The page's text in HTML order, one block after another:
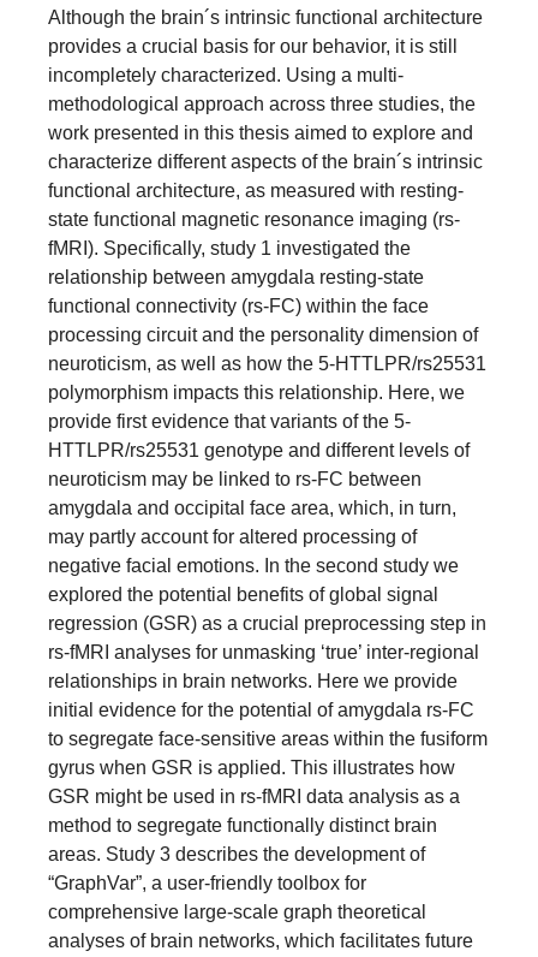
Although the brain´s intrinsic functional architecture
provides a crucial basis for our behavior, it is still
incompletely characterized. Using a multi-
methodological approach across three studies, the
work presented in this thesis aimed to explore and
characterize different aspects of the brain´s intrinsic
functional architecture, as measured with resting-
state functional magnetic resonance imaging (rs-
fMRI). Specifically, study 1 investigated the
relationship between amygdala resting-state
functional connectivity (rs-FC) within the face
processing circuit and the personality dimension of
neuroticism, as well as how the 5-HTTLPR/rs25531
polymorphism impacts this relationship. Here, we
provide first evidence that variants of the 5-
HTTLPR/rs25531 genotype and different levels of
neuroticism may be linked to rs-FC between
amygdala and occipital face area, which, in turn,
may partly account for altered processing of
negative facial emotions. In the second study we
explored the potential benefits of global signal
regression (GSR) as a crucial preprocessing step in
rs-fMRI analyses for unmasking ‘true’ inter-regional
relationships in brain networks. Here we provide
initial evidence for the potential of amygdala rs-FC
to segregate face-sensitive areas within the fusiform
gyrus when GSR is applied. This illustrates how
GSR might be used in rs-fMRI data analysis as a
method to segregate functionally distinct brain
areas. Study 3 describes the development of
“GraphVar”, a user-friendly toolbox for
comprehensive large-scale graph theoretical
analyses of brain networks, which facilitates future